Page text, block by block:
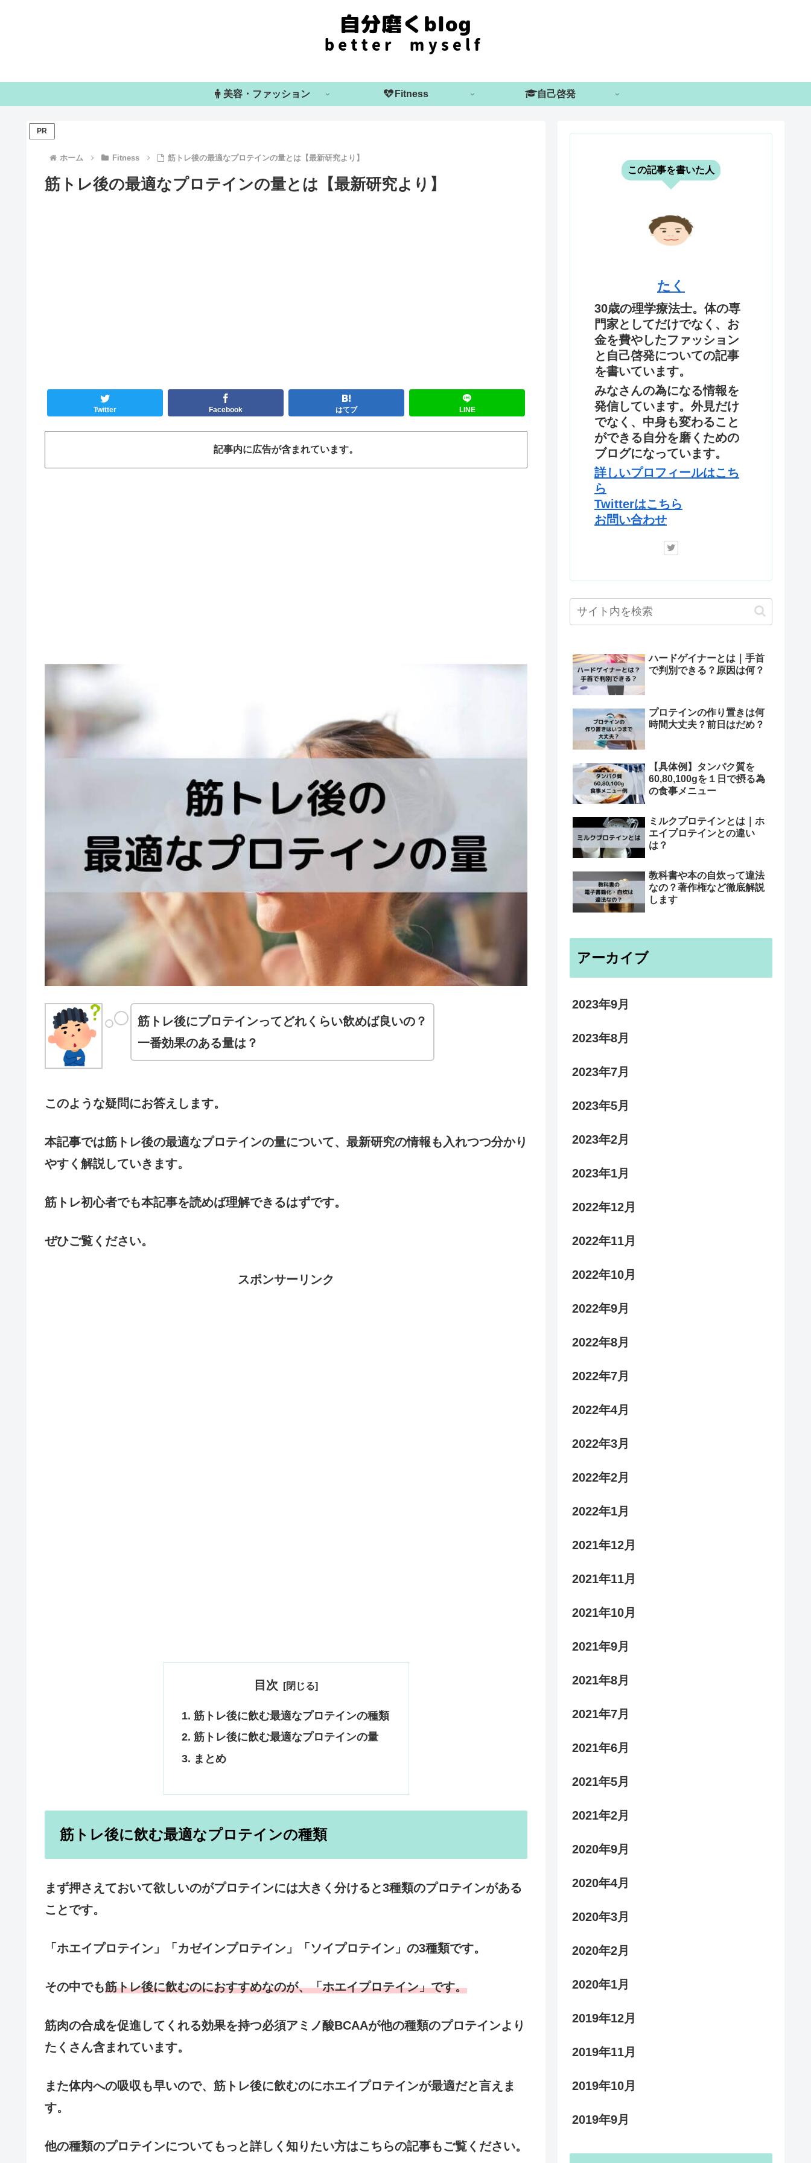
美容・ファッション Fitness 自己啓発
ホーム Fitness 筋トレ後の最適なプロテインの量とは【最新研究より】
PR
筋トレ後の最適なプロテインの量とは【最新研究より】
Twitter Facebook はてブ LINE
記事内に広告が含まれています。
筋トレ後にプロテインってどれくらい飲めば良いの？
一番効果のある量は？
このような疑問にお答えします。
本記事では筋トレ後の最適なプロテインの量について、最新研究の情報も入れつつ分かり
やすく解説していきます。
筋トレ初心者でも本記事を読めば理解できるはずです。
ぜひご覧ください。
スポンサーリンク
目次
筋トレ後に飲む最適なプロテインの種類
筋トレ後に飲む最適なプロテインの量
まとめ
筋トレ後に飲む最適なプロテインの種類
まず押さえておいて欲しいのがプロテインには大きく分けると3種類のプロテインがある
ことです。
「ホエイプロテイン」「カゼインプロテイン」「ソイプロテイン」の3種類です。
その中でも筋トレ後に飲むのにおすすめなのが、「ホエイプロテイン」です。
筋肉の合成を促進してくれる効果を持つ必須アミノ酸BCAAが他の種類のプロテインより
たくさん含まれています。
また体内への吸収も早いので、筋トレ後に飲むのにホエイプロテインが最適だと言えま
す。
他の種類のプロテインについてもっと詳しく知りたい方はこちらの記事もご覧ください。
この記事を書いた人
たく
30歳の理学療法士。体の専
門家としてだけでなく、お
金を費やしたファッション
と自己啓発についての記事
を書いています。
みなさんの為になる情報を
発信しています。外見だけ
でなく、中身も変わること
ができる自分を磨くための
ブログになっています。
詳しいプロフィールはこち
ら
Twitterはこちら
お問い合わせ
ハードゲイナーとは｜手首
で判別できる？原因は何？
プロテインの作り置きは何
時間大丈夫？前日はだめ？
【具体例】タンパク質を
60,80,100gを１日で摂る為
の食事メニュー
ミルクプロテインとは｜ホ
エイプロテインとの違い
は？
教科書や本の自炊って違法
なの？著作権など徹底解説
します
アーカイブ
2023年9月
2023年8月
2023年7月
2023年5月
2023年2月
2023年1月
2022年12月
2022年11月
2022年10月
2022年9月
2022年8月
2022年7月
2022年4月
2022年3月
2022年2月
2022年1月
2021年12月
2021年11月
2021年10月
2021年9月
2021年8月
2021年7月
2021年6月
2021年5月
2021年2月
2020年9月
2020年4月
2020年3月
2020年2月
2020年1月
2019年12月
2019年11月
2019年10月
2019年9月